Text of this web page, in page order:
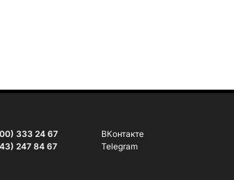
333 24 67
247 84 67
ВКонтакте
Telegram